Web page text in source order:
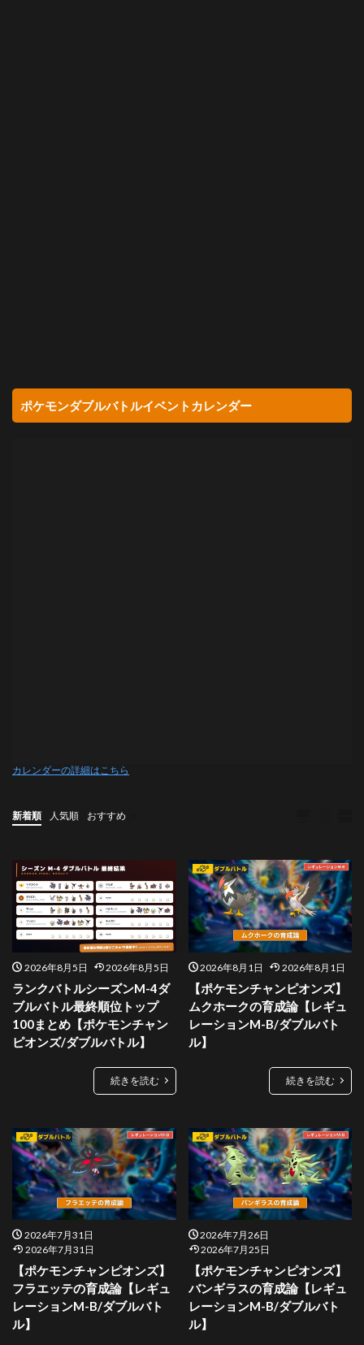
ポケモンダブルバトルイベントカレンダー
カレンダーの詳細はこちら
新着順 人気順 おすすめ
2026年8月5日 2026年8月5日
ランクバトルシーズンM-4ダ
ブルバトル最終順位トップ
100まとめ【ポケモンチャン
ピオンズ/ダブルバトル】
続きを読む
2026年8月1日 2026年8月1日
【ポケモンチャンピオンズ】
ムクホークの育成論【レギュ
レーションM-B/ダブルバト
ル】
続きを読む
2026年7月31日
2026年7月31日
【ポケモンチャンピオンズ】
フラエッテの育成論【レギュ
レーションM-B/ダブルバト
ル】
2026年7月26日
2026年7月25日
【ポケモンチャンピオンズ】
バンギラスの育成論【レギュ
レーションM-B/ダブルバト
ル】